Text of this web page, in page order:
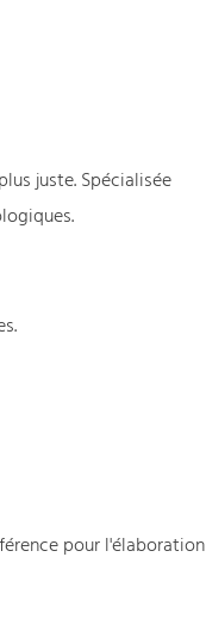
juste. Spécialisée
pour l'élaboration